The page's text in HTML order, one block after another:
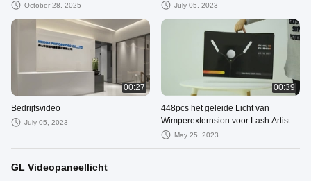
October 28, 2025 July 05, 2023
00:27
Bedrijfsvideo
July 05, 2023
00:39
448pcs het geleide Licht van
Wimperexternsion voor Lash Artist 4
Flexibele Wapens 80w
May 25, 2023
GL Videopaneellicht